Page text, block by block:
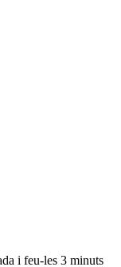
i feu-les 3 minuts